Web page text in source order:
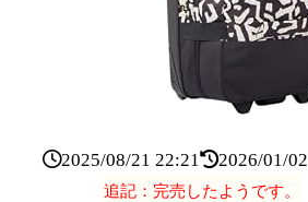
2025/08/21 22:21 2026/01/
追記：完売したようです。